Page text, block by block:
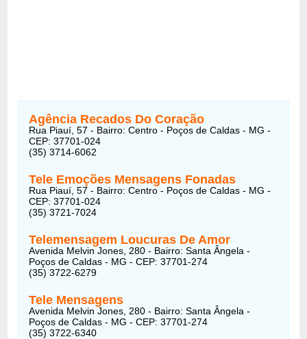
Agência Recados Do Coração
Rua Piauí, 57 - Bairro: Centro - Poços de Caldas - MG -
CEP: 37701-024
(35) 3714-6062
Tele Emoções Mensagens Fonadas
Rua Piauí, 57 - Bairro: Centro - Poços de Caldas - MG -
CEP: 37701-024
(35) 3721-7024
Telemensagem Loucuras De Amor
Avenida Melvin Jones, 280 - Bairro: Santa Ângela -
Poços de Caldas - MG - CEP: 37701-274
(35) 3722-6279
Tele Mensagens
Avenida Melvin Jones, 280 - Bairro: Santa Ângela -
Poços de Caldas - MG - CEP: 37701-274
(35) 3722-6340